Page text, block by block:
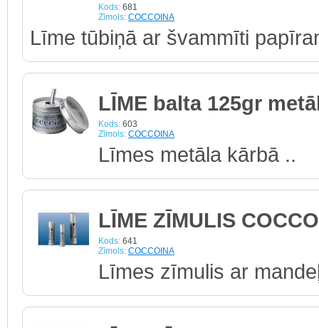
Kods: 681
Zīmols: COCCOINA
Līme tūbiņā ar švammīti
LĪME balta 125gr
Kods: 603
Zīmols: COCCOINA
Līmes metāla kārbā ..
LĪME ZĪMULIS
Kods: 641
Zīmols: COCCOINA
Līmes zīmulis ar